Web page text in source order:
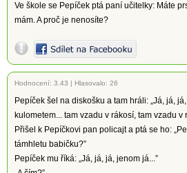
Ve škole se Pepíček ptá paní učitelky: Máte
mám. A proč je nenosíte?
Hodnocení: 3.43 | Hlasovalo: 26
Pepíček šel na diskošku a tam hráli: „Já, já,
kulometem... tam vzadu v rákosí, tam vzadu v
Přišel k Pepíčkovi pan policajt a ptá se ho:
támhletu babičku?”
Pepíček mu říká: „Já, já, já, jenom já...”